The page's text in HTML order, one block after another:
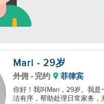
Mari - 29岁
外佣 - 完约 菲律宾
你好！我叫Mari，29岁。我
洁有序，帮助处理日常家务